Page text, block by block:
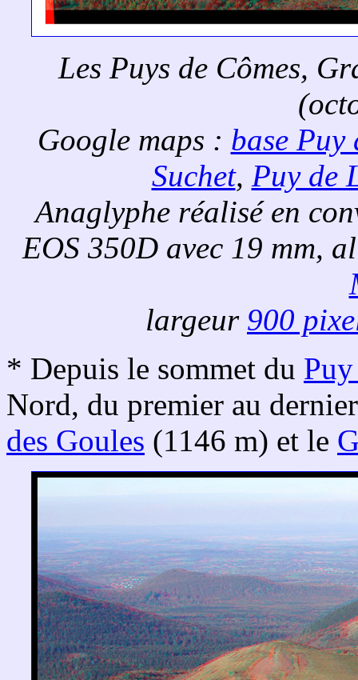
Les Puys de Cômes,
Google maps : base Puy
Suchet, Puy de
Anaglyphe réalisé en
EOS 350D avec 19 mm,
largeur 900
* Depuis le sommet du
Nord, du premier au
des Goules (1146 m) et le